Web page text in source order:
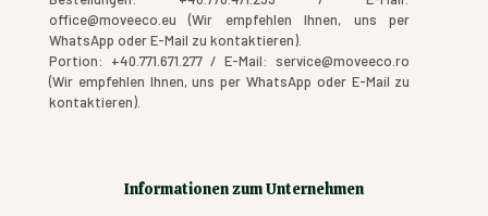
office@moveeco.eu (Wir empfehlen Ihnen, uns per
WhatsApp oder E-Mail zu kontaktieren).
Portion: +40.771.671.277 / E-Mail: service@moveeco.ro
(Wir empfehlen Ihnen, uns per WhatsApp oder E-Mail zu
kontaktieren).
Informationen zum Unternehmen